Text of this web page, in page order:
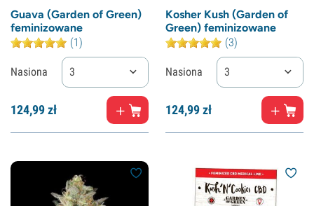
Guava (Garden of Green)
feminizowane
(1)
Nasiona 3
124,99zł
Kosher Kush (Garden of
Green) feminizowane
(3)
Nasiona 3
124,99zł